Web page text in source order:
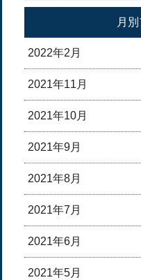
月
2022年2月
2021年11月
2021年10月
2021年9月
2021年8月
2021年7月
2021年6月
2021年5月